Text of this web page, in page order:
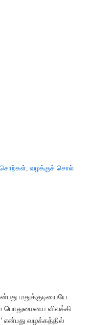
சொற்கள், வழக்குச் சொல்
என்பது மதுக்குடியையே
பொதுமையை விலக்கி
என்பது வழக்கத்தில்